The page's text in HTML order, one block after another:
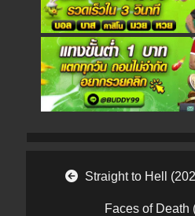
Post navigation
Straight to Hell
Faces of Death